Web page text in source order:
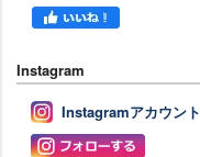
Instagram
Instagramアカウント